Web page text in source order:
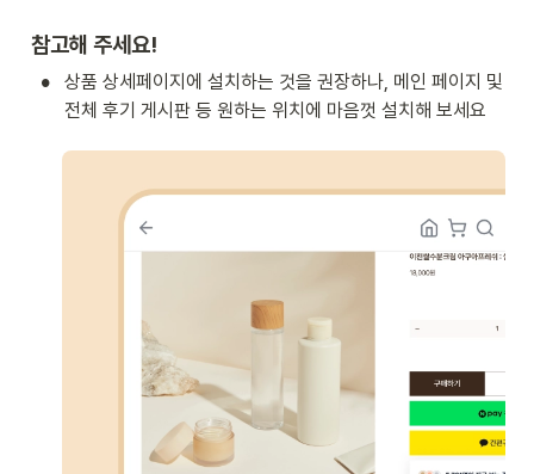
참고해 주세요!
•
상품 상세페이지에 설치하는 것을 권장하나, 메인 페이지 및
전체 후기 게시판 등 원하는 위치에 마음껏 설치해 보세요